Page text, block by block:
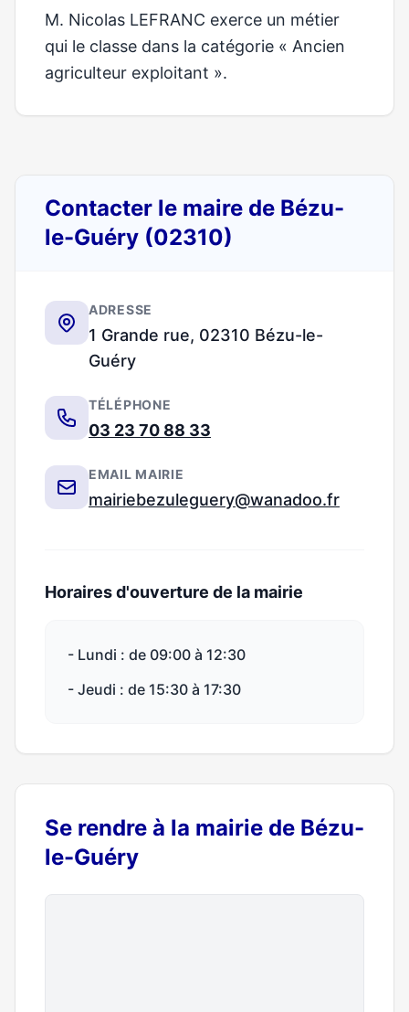
M. Nicolas LEFRANC exerce un métier
qui le classe dans la catégorie « Ancien
agriculteur exploitant ».
Contacter le maire de Bézu-
le-Guéry (02310)
ADRESSE
1 Grande rue, 02310 Bézu-le-
Guéry
TÉLÉPHONE
03 23 70 88 33
EMAIL MAIRIE
mairiebezuleguery@wanadoo.fr
Horaires d'ouverture de la mairie
- Lundi : de 09:00 à 12:30
- Jeudi : de 15:30 à 17:30
Se rendre à la mairie de Bézu-
le-Guéry